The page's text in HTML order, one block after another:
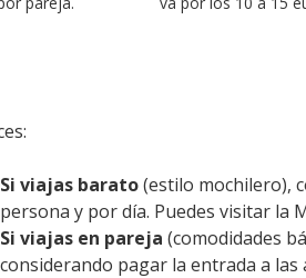
Si viajas barato(estilo mochilero),
persona y por día. Puedes visitar la
Si viajas en pareja (comodidades
considerando pagar la entrada a las